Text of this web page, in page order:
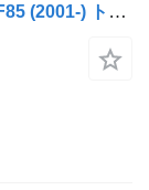
DAF LF45, LF55, LF180, CF65, CF75, CF85 (2001-) トラクタートラックのためのDAF, MODINE CF85 (01.01-) 1371355 エアコンコンデンサ